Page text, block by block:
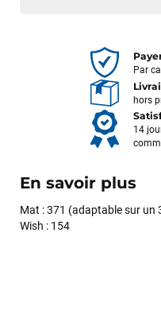
Par
hors
14
En savoir plus
Mat : 371 (adaptable sur un
Wish : 154